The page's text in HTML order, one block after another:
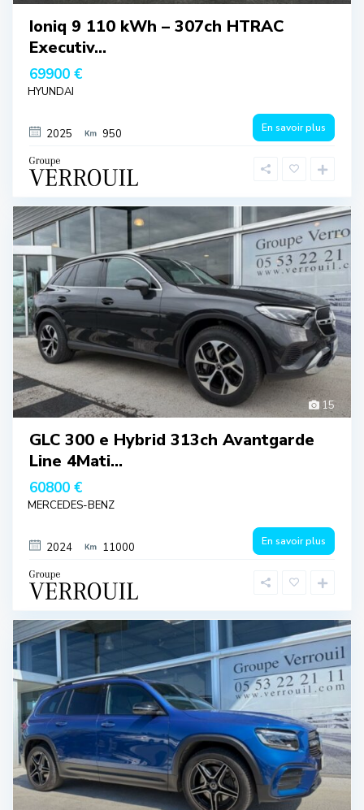
Ioniq 9 110 kWh – 307ch HTRAC
Executiv...
69900 €
HYUNDAI
2025 950 En savoir plus
15
GLC 300 e Hybrid 313ch Avantgarde
Line 4Mati...
60800 €
MERCEDES-BENZ
2024 11000 En savoir plus